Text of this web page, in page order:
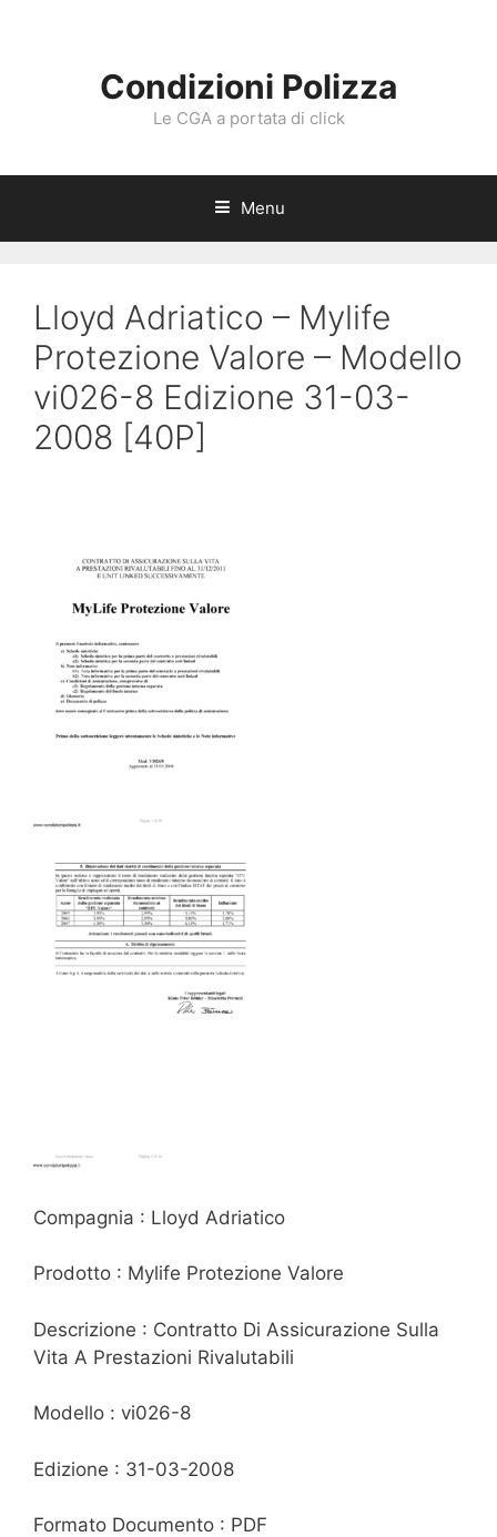
Condizioni Polizza
Le CGA a portata di click
Menu
Lloyd Adriatico – Mylife
Protezione Valore – Modello
vi026-8 Edizione 31-03-
2008 [40P]
Compagnia : Lloyd Adriatico
Prodotto : Mylife Protezione Valore
Descrizione : Contratto Di Assicurazione Sulla
Vita A Prestazioni Rivalutabili
Modello : vi026-8
Edizione : 31-03-2008
Formato Documento : PDF